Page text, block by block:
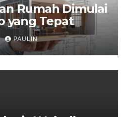
Rumah Dimulai
yang Tepat
PAULIN